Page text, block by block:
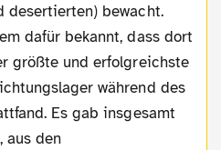
desertierten) bewacht.
dafür bekannt, dass dort
größte und erfolgreichste
während des
Es gab insgesamt
aus den